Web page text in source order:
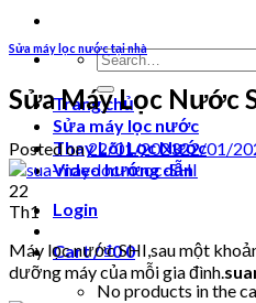
Search
for:
Trang chủ
Sửa máy lọc nước
Thay Lõi Lọc Nước
Video hướng dẫn
Login
Cart /₫00
No products in the
Sửa máy lọc nước tại nhà
Sửa Máy Lọc Nước
Posted on22/01/202322/01/
22
Th1
Máy lọc nước SHI,sau một
dưỡng máy của mỗi gia đình.